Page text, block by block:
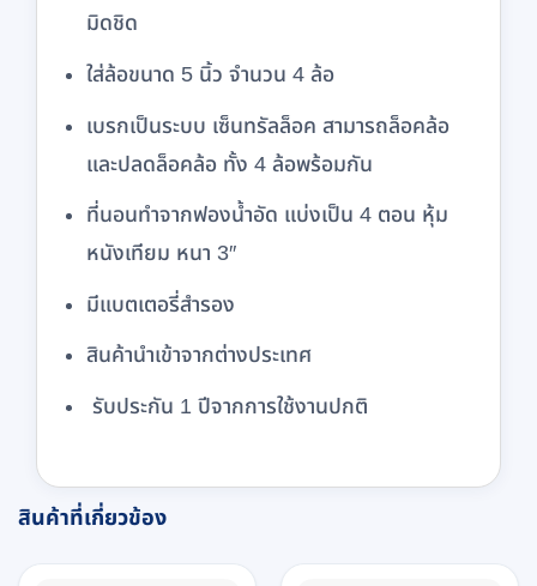
มิดชิด
ใส่ล้อขนาด 5 นิ้ว จำนวน 4 ล้อ
เบรกเป็นระบบ เซ็นทรัลล็อค สามารถล็อคล้อ
และปลดล็อคล้อ ทั้ง 4 ล้อพร้อมกัน
ที่นอนทำจากฟองน้ำอัด แบ่งเป็น 4 ตอน หุ้ม
หนังเทียม หนา 3″
มีแบตเตอรี่สำรอง
สินค้านำเข้าจากต่างประเทศ
รับประกัน 1 ปีจากการใช้งานปกติ
สินค้าที่เกี่ยวข้อง